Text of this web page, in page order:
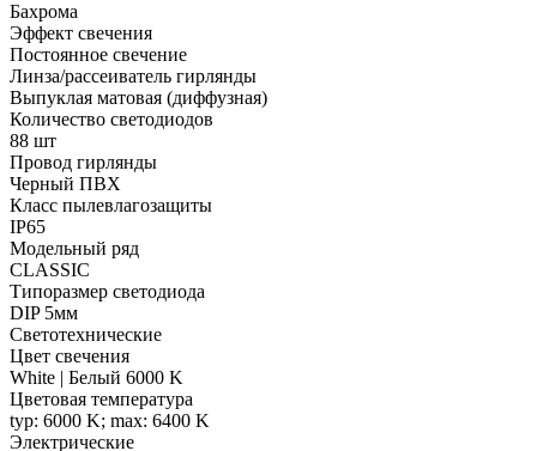
Бахрома
Эффект свечения
Постоянное свечение
Линза/рассеиватель гирлянды
Выпуклая матовая (диффузная)
Количество светодиодов
88 шт
Провод гирлянды
Черный ПВХ
Класс пылевлагозащиты
IP65
Модельный ряд
CLASSIC
Типоразмер светодиода
DIP 5мм
Светотехнические
Цвет свечения
White | Белый 6000 K
Цветовая температура
typ: 6000 K; max: 6400 K
Электрические